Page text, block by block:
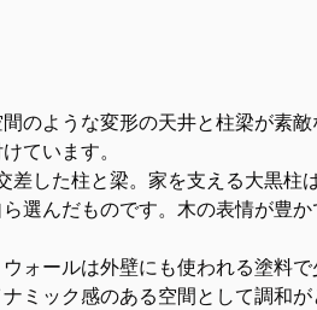
のような変形の天井と柱梁が素
ています。
差した柱と梁。家を支える大黒
選んだものです。木の表情が豊
ォールは外壁にも使われる塗料
ミック感のある空間として調和が